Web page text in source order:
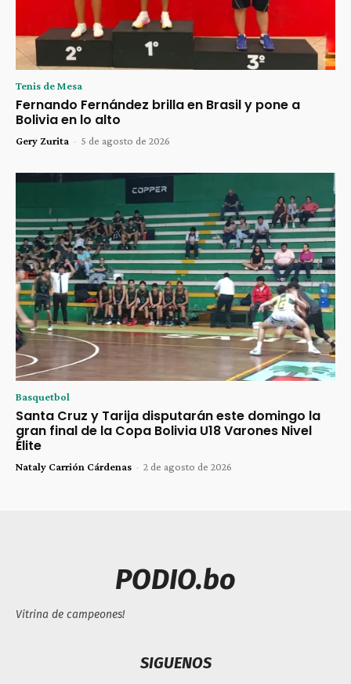
Tenis de Mesa
Fernando Fernández brilla en Brasil y pone a
Bolivia en lo alto
Gery Zurita - 5 de agosto de 2026
Basquetbol
Santa Cruz y Tarija disputarán este domingo la
gran final de la Copa Bolivia U18 Varones Nivel
Élite
Nataly Carrión Cárdenas - 2 de agosto de 2026
PODIO.bo
Vitrina de campeones!
SIGUENOS